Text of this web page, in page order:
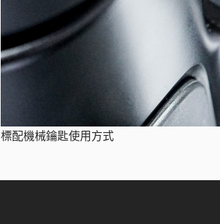
標配機械鑰匙使用方式